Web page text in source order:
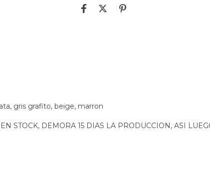
gris grafito, beige, marron
STOCK, DEMORA 15 DIAS LA PRODUCCION, ASI